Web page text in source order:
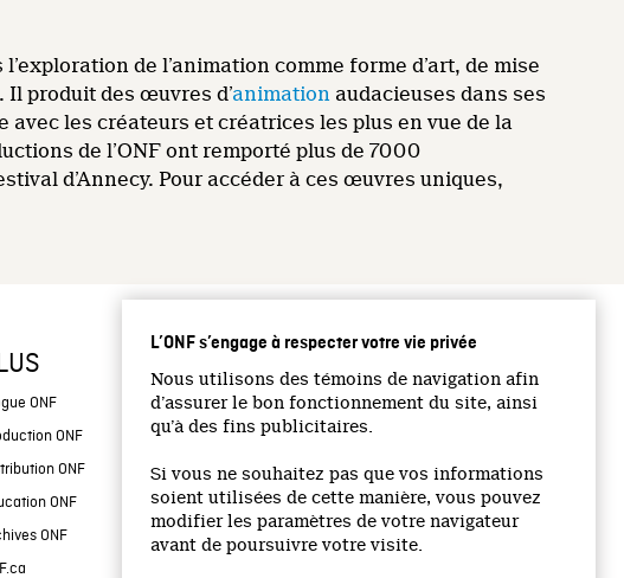
L’ONF s’engage à respecter votre vie privée
Nous utilisons des témoins de navigation afin
d’assurer le bon fonctionnement du site, ainsi
qu’à des fins publicitaires.
Si vous ne souhaitez pas que vos informations
soient utilisées de cette manière, vous pouvez
modifier les paramètres de votre navigateur
avant de poursuivre votre visite.
de l’animation comme forme d’art, de mise
produit des œuvres d’animation audacieuses dans ses
les créateurs et créatrices les plus en vue de la
de l’ONF ont remporté plus de 7000
d’Annecy. Pour accéder à ces œuvres uniques,
ONF
ONF
ONF
ONF
ONF
SUIVEZ-NOUS
Facebook
Twitter
Vimeo
YouTube
Instagram